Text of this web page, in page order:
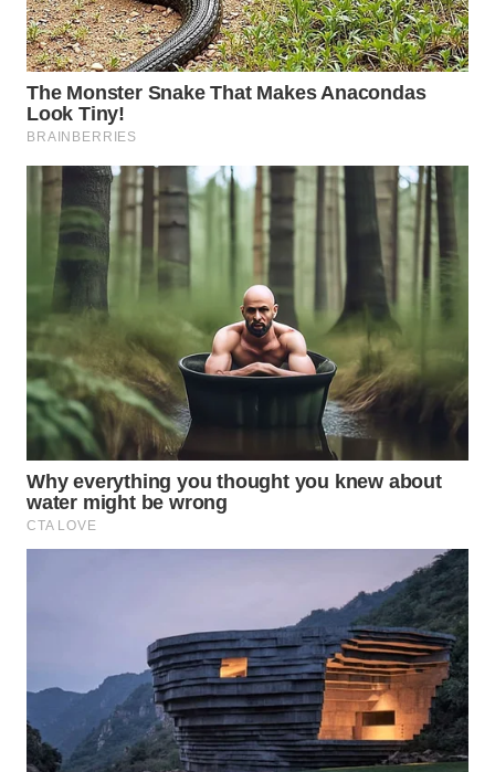
WN
DANAU
TOBA
WN
NIAS
WN
LANGKAT
WN
TAPANULI
SELATAN
WN
TANJUNG
LESUNG
WN
KARO
LABUHANBATU
WN
TAPANULI